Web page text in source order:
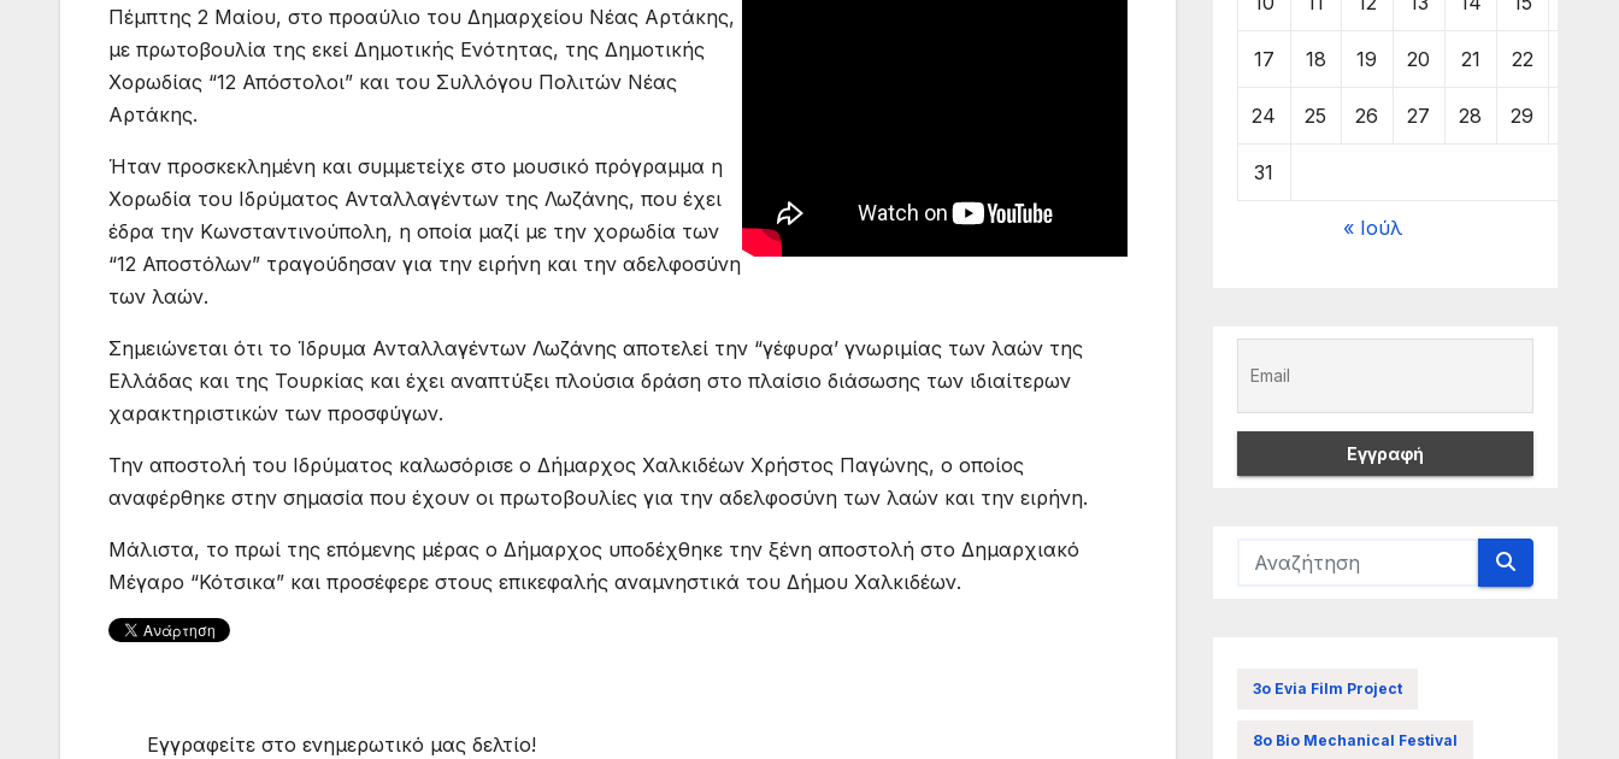
Πέμπτης 2 Μαίου, στο προαύλιο του Δημαρχείου Νέας Αρτάκης,
με πρωτοβουλία της εκεί Δημοτικής Ενότητας, της Δημοτικής
Χορωδίας “12 Απόστολοι” και του Συλλόγου Πολιτών Νέας
Αρτάκης.
Ήταν προσκεκλημένη και συμμετείχε στο μουσικό πρόγραμμα η
Χορωδία του Ιδρύματος Ανταλλαγέντων της Λωζάνης, που έχει
έδρα την Κωνσταντινούπολη, η οποία μαζί με την χορωδία των
“12 Αποστόλων” τραγούδησαν για την ειρήνη και την αδελφοσύνη
των λαών.
Σημειώνεται ότι το Ίδρυμα Ανταλλαγέντων Λωζάνης αποτελεί την “γέφυρα’ γνωριμίας των λαών της
Ελλάδας και της Τουρκίας και έχει αναπτύξει πλούσια δράση στο πλαίσιο διάσωσης των ιδιαίτερων
χαρακτηριστικών των προσφύγων.
Την αποστολή του Ιδρύματος καλωσόρισε ο Δήμαρχος Χαλκιδέων Χρήστος Παγώνης, ο οποίος
αναφέρθηκε στην σημασία που έχουν οι πρωτοβουλίες για την αδελφοσύνη των λαών και την ειρήνη.
Μάλιστα, το πρωί της επόμενης μέρας ο Δήμαρχος υποδέχθηκε την ξένη αποστολή στο Δημαρχιακό
Μέγαρο “Κότσικα” και προσέφερε στους επικεφαλής αναμνηστικά του Δήμου Χαλκιδέων.
Εγγραφείτε στο ενημερωτικό μας δελτίο!
17 18 19 20 21 22
24 25 26 27 28 29
31
« Ιούλ
3ο Evia Film Project
8ο Bio Mechanical Festival